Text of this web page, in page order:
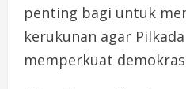
penting bagi untuk
kerukunan agar
memperkuat